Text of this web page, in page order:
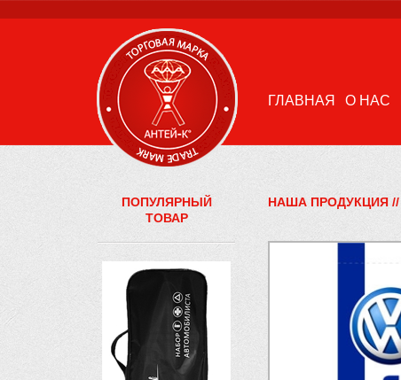
ГЛАВНАЯ О НАС
НАША ПРОДУКЦИЯ //
ПОПУЛЯРНЫЙ
ТОВАР